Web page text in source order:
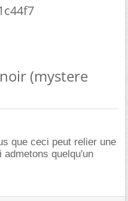
(mystere
que ceci peut relier une
quelqu'un